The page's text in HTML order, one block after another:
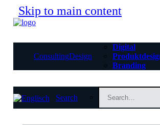
Skip to main content
ConsultingDesign
Digital
Branding
Search